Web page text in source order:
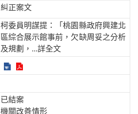
糾正案文
柯委員明謀提：「桃園縣政府興建北
區綜合展示館事前，欠缺周妥之分析
及規劃， ...詳全文
已結案
機關改善情形